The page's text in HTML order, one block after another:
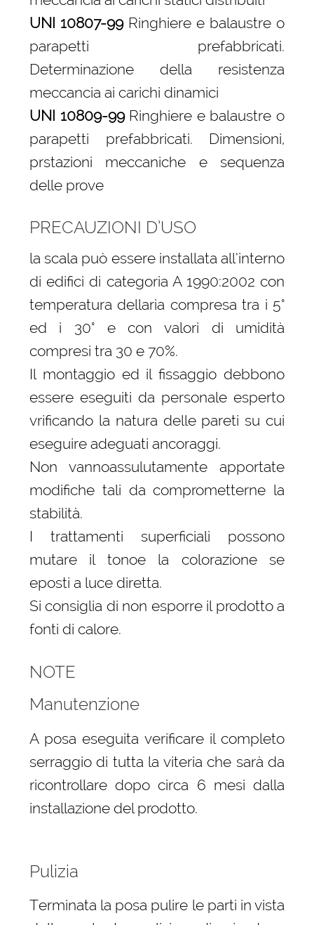
UNI 10807-99Ringhiere e balaustre o
parapetti prefabbricati.
Determinazione della resistenza
meccancia ai carichi dinamici
UNI 10809-99Ringhiere e balaustre o
parapetti prefabbricati. Dimensioni,
prstazioni meccaniche e sequenza
delle prove
PRECAUZIONI D’USO
la scala può essere installata all’interno
di edifici di categoria A 1990:2002 con
temperatura dellaria compresa tra i 5°
ed i 30° e con valori di umidità
compresi tra 30 e 70%.
Il montaggio ed il fissaggio debbono
essere eseguiti da personale esperto
vrificando la natura delle pareti su cui
eseguire adeguati ancoraggi.
Non vannoassulutamente apportate
modifiche tali da comprometterne la
stabilità.
I trattamenti superficiali possono
mutare il tonoe la colorazione se
eposti a luce diretta.
Si consiglia di non esporre il prodotto a
fonti di calore.
NOTE
Manutenzione
A posa eseguita verificare il completo
serraggio di tutta la viteria che sarà da
ricontrollare dopo circa 6 mesi dalla
installazione del prodotto.
Pulizia
Terminata la posa pulire le parti in vista